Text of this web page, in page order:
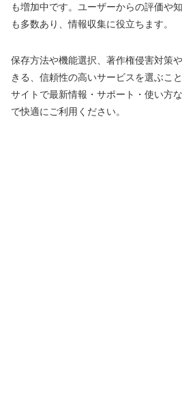
も増加中です。ユーザーからの評価や
も多数あり、情報収集に役立ちます。
保存方法や機能選択、著作権侵害対策
きる、信頼性の高いサービスを選ぶこ
サイトで最新情報・サポート・使い方
で快適にご利用ください。